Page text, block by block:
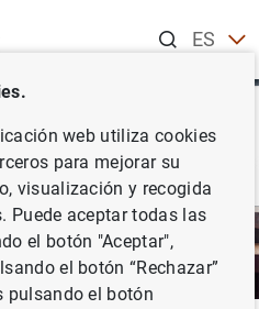
ESEN
web utiliza cookies
para mejorar su
visualización y recogida
Puede aceptar todas las
el botón "Aceptar",
el botón “Rechazar”
pulsando el botón